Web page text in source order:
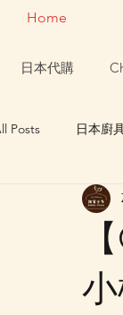
Home
日本代購
Posts 日本廚
Nagano